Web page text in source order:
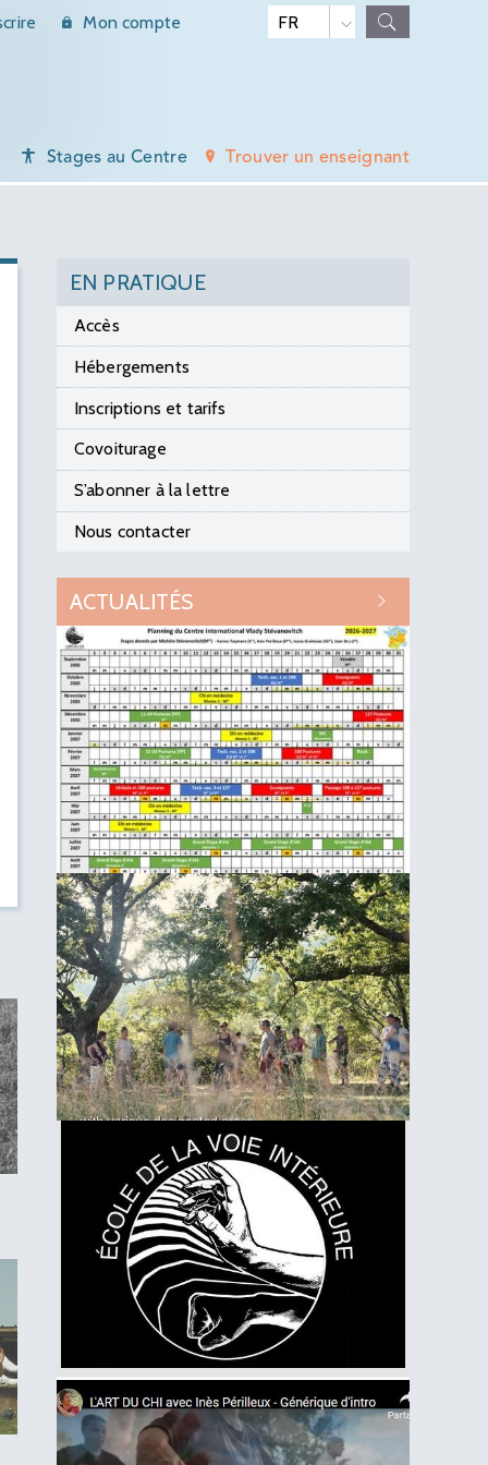
Mon compte
Trouver un enseignant
Stages au Centre
EN PRATIQUE
Accès
Hébergements
Inscriptions et tarifs
Covoiturage
S’abonner à la lettre
Nous contacter
ACTUALITÉS